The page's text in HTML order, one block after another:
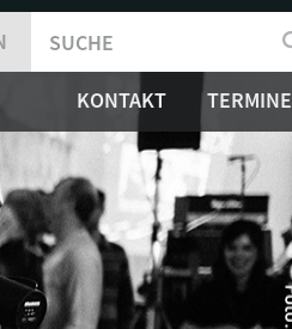
SUCHFORMULAR
SUCHE
KONTAKT TERMINE